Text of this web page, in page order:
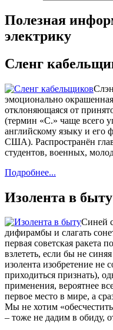
Полезная
электрику
Сленг
эмоционально
отклоняющаяся от
(термин «С.» чаще всего
английскому языку и
США). Распространён
студентов, военных,
Подробнее...
Изолента в быту
Синей
дифирамбы и слагать
первая советская ракета
взлететь, если бы не
изолента изобретение не
приходиться признать),
применения, вероятнее
первое место в мире, а
Мы не хотим
– тоже не дадим в обиду,